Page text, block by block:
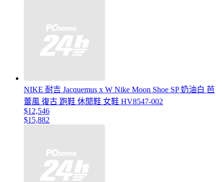
NIKE 耐吉 Jacquemus x W Nike Moon Shoe SP 奶油白 芭
蕾風 復古 跑鞋 休閒鞋 女鞋 HV8547-002
$12,546
$15,882